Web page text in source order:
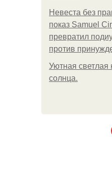
Невеста без
показ Samuel
превратил
против
Уютная светлая
солнца.